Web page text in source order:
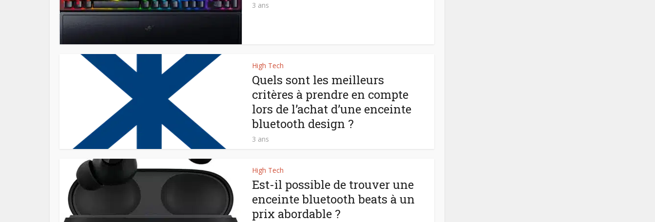
3 ans
High Tech
Quels sont les meilleurs
critères à prendre en compte
lors de l’achat d’une enceinte
bluetooth design ?
3 ans
High Tech
Est-il possible de trouver une
enceinte bluetooth beats à un
prix abordable ?